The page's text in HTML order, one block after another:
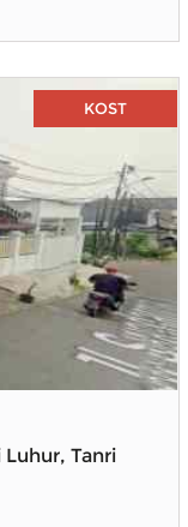
KOST
Tanri